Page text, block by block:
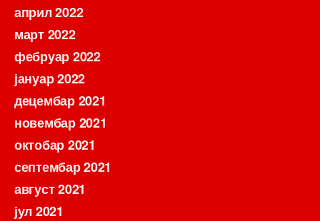
април 2022
март 2022
фебруар 2022
јануар 2022
децембар 2021
новембар 2021
октобар 2021
септембар 2021
август 2021
јул 2021